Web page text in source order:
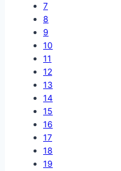
7
8
9
10
11
12
13
14
15
16
17
18
19